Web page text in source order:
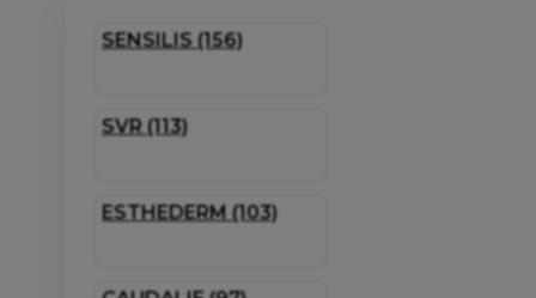
SENSILIS (156)
SVR (113)
ESTHEDERM (103)